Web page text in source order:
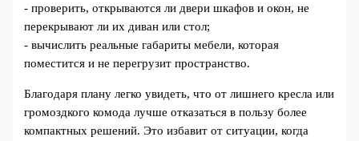
- проверить, открываются ли двери шкафов и окон, не
перекрывают ли их диван или стол;
- вычислить реальные габариты мебели, которая
поместится и не перегрузит пространство.
Благодаря плану легко увидеть, что от лишнего кресла или
громоздкого комода лучше отказаться в пользу более
компактных решений. Это избавит от ситуации, когда